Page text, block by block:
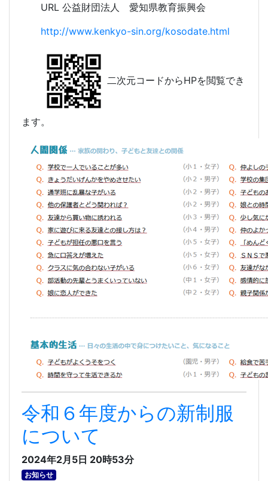
URL 公益財団法人 愛知県教育振興会
http://www.kenkyo-sin.org/kosodate.html
二次元コードからHPを閲覧でき
ます。
令和６年度からの新制服
について
2024年2月5日 20時53分
お知らせ